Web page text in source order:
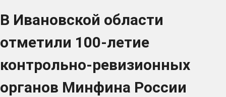
В Ивановской области
отметили 100-летие
контрольно-ревизионных
органов Минфина России